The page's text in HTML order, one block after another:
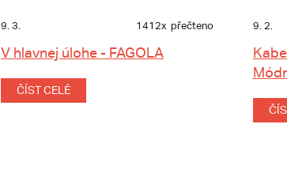
9. 3. 1412x přečteno
V hlavnej úlohe - FAGOLA
ČÍST CELÉ
9. 2.